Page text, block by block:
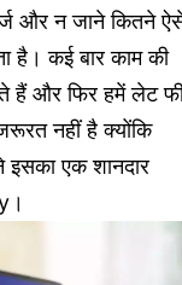
और न जाने कितने
है। कई बार काम की
हैं और फिर हमें लेट
नहीं है क्योंकि
एक शानदार